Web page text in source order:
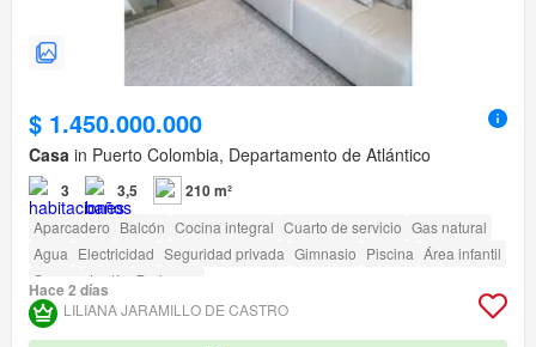
$ 1.450.000.000
Casa in Puerto Colombia, Departamento de Atlántico
3 3,5 210 m²
Aparcadero Balcón Cocina integral Cuarto de servicio Gas natural
Agua Electricidad Seguridad privada Gimnasio Piscina Área infantil
Sauna
Jardín Barbecue
Hace 2 días
LILIANA JARAMILLO DE CASTRO